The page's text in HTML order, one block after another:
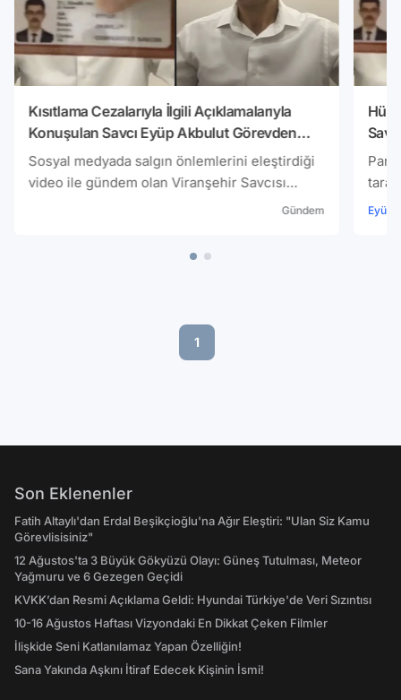
Kısıtlama Cezalarıyla İlgili Açıklamalarıyla
Konuşulan Savcı Eyüp Akbulut Görevden
Uzaklaştırıldı
Sosyal medyada salgın önlemlerini eleştirdiği
video ile gündem olan Viranşehir Savcısı
Gündem Eyüp
1
Son Eklenenler
Fatih Altaylı'dan Erdal Beşikçioğlu'na Ağır Eleştiri: "Ulan Siz Kamu
Görevlisisiniz"
12 Ağustos'ta 3 Büyük Gökyüzü Olayı: Güneş Tutulması, Meteor
Yağmuru ve 6 Gezegen Geçidi
KVKK’dan Resmi Açıklama Geldi: Hyundai Türkiye'de Veri Sızıntısı
10-16 Ağustos Haftası Vizyondaki En Dikkat Çeken Filmler
İlişkide Seni Katlanılamaz Yapan Özelliğin!
Sana Yakında Aşkını İtiraf Edecek Kişinin İsmi!